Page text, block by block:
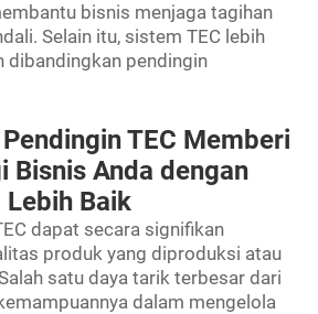
bisnis menjaga tagihan
Selain itu, sistem TEC lebih
dibandingkan pendingin
TEC Memberi
Bisnis Anda dengan
Baik
dapat secara signifikan
produk yang diproduksi atau
satu daya tarik terbesar dari
dalam mengelola